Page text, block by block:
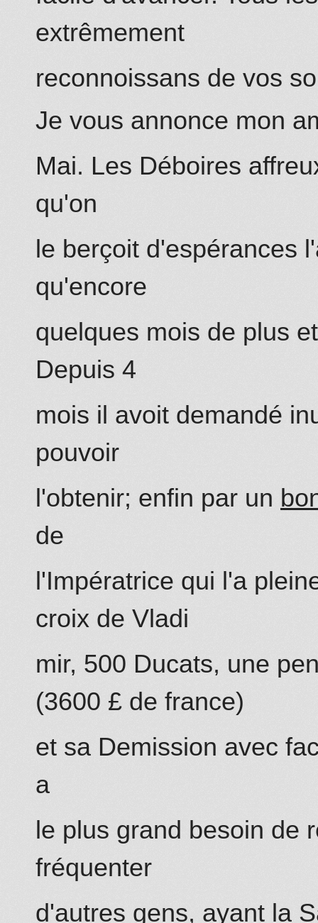
extrêmement
reconnoissans de vos
Je vous annonce mon
Mai. Les Déboires
qu'on
le berçoit d'espérances
qu'encore
quelques mois de plus
Depuis 4
mois il avoit demandé
pouvoir
l'obtenir; enfin par un
de
l'Impératrice qui l'a
croix de Vladi
mir, 500 Ducats, une
(3600 £ de france)
et sa Demission avec
a
le plus grand besoin de
fréquenter
d'autres gens, ayant la